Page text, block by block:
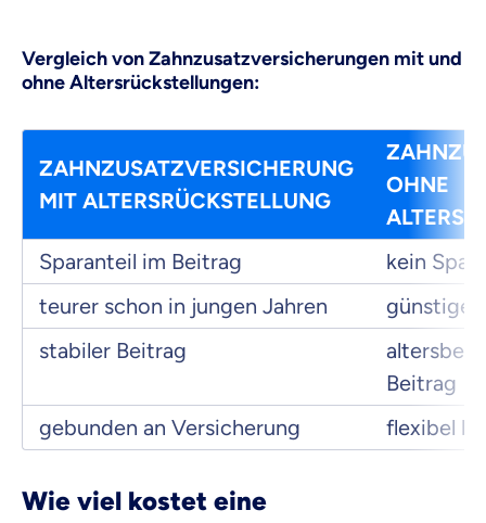
Vergleich von Zahnzusatzversicherungen mit und
ohne Altersrückstellungen:
ZAHNZUSATZVERSICHERUNG
MIT ALTERSRÜCKSTELLUNG
OHNE
Sparanteil im Beitrag
kein
teurer schon in jungen Jahren
günstiger
stabiler Beitrag
Beitrag
gebunden an Versicherung
flexibel
Wie viel kostet eine